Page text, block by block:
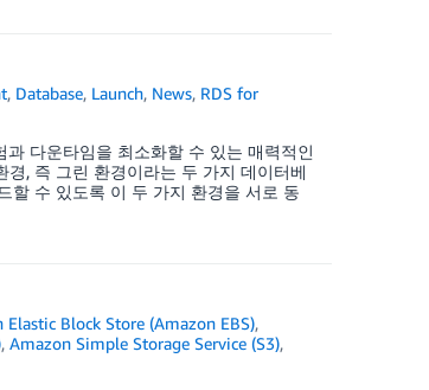
, Database, Launch, News, RDS for
다운타임을 최소화할 수 있는 매력적인
, 즉 그린 환경이라는 두 가지 데이터베
할 수 있도록 이 두 가지 환경을 서로 동
Elastic Block Store (Amazon EBS),
, Amazon Simple Storage Service (S3),